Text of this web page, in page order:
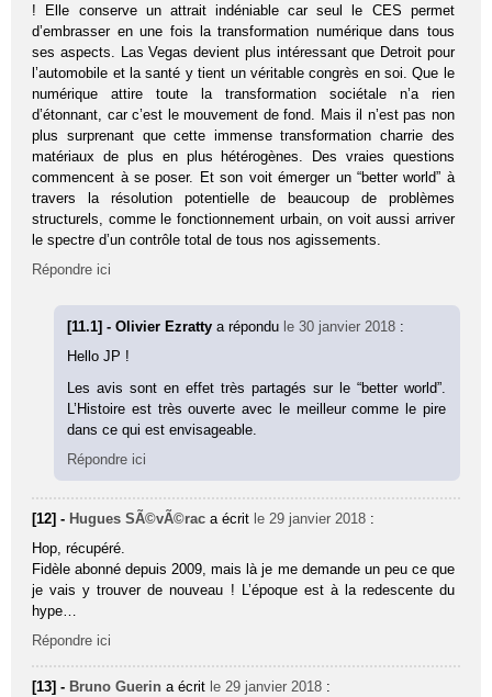
! Elle conserve un attrait indéniable car seul le CES permet
d’embrasser en une fois la transformation numérique dans tous
ses aspects. Las Vegas devient plus intéressant que Detroit pour
l’automobile et la santé y tient un véritable congrès en soi. Que le
numérique attire toute la transformation sociétale n’a rien
d’étonnant, car c’est le mouvement de fond. Mais il n’est pas non
plus surprenant que cette immense transformation charrie des
matériaux de plus en plus hétérogènes. Des vraies questions
commencent à se poser. Et son voit émerger un “better world” à
travers la résolution potentielle de beaucoup de problèmes
structurels, comme le fonctionnement urbain, on voit aussi arriver
le spectre d’un contrôle total de tous nos agissements.
Répondre ici
[11.1] - Olivier Ezrattya répondu le 30 janvier 2018 :
Hello JP !
Les avis sont en effet très partagés sur le “better world”.
L’Histoire est très ouverte avec le meilleur comme le pire
dans ce qui est envisageable.
Répondre ici
[12] - Hugues SÃ©vÃ©rac a écrit le 29 janvier 2018 :
Hop, récupéré.
Fidèle abonné depuis 2009, mais là je me demande un peu ce que
je vais y trouver de nouveau ! L’époque est à la redescente du
hype…
Répondre ici
[13] - Bruno Guerin a écrit le 29 janvier 2018 :